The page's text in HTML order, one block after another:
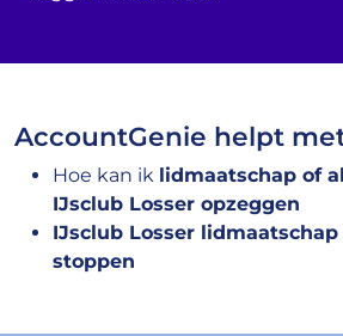
AccountGenie helpt
Hoe kan ik lidmaatschap of
IJsclub Losser opzeggen
IJsclub Losser
stoppen